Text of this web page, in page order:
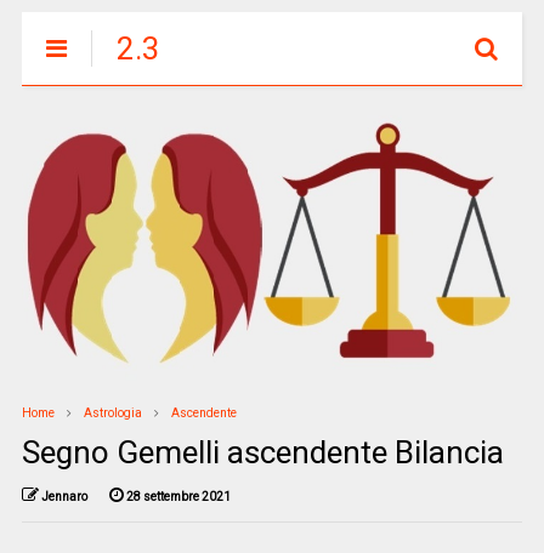
2.3
Home Astrologia Ascendente
Segno Gemelli ascendente Bilancia
Jennaro 28 settembre 2021